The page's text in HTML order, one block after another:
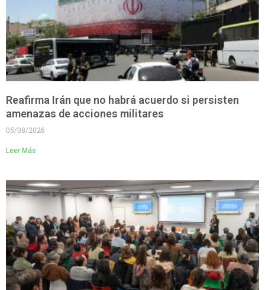
Reafirma Irán que no habrá acuerdo si persisten
amenazas de acciones militares
05/08/2026
Leer Más